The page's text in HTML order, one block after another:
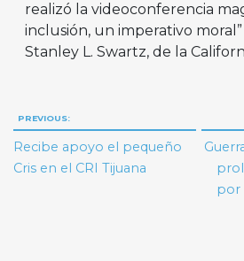
realizó la videoconferencia
inclusión, un imperativo
Stanley L. Swartz, de la
Navegación
de
entradas
PREVIOUS:
Recibe apoyo el pequeño
Cris en el CRI Tijuana
por